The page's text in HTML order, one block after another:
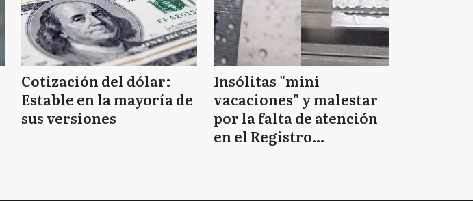
Cotización del dólar:
Estable en la mayoría de
sus versiones
Insólitas "mini
vacaciones" y malestar
por la falta de atención
en el Registro